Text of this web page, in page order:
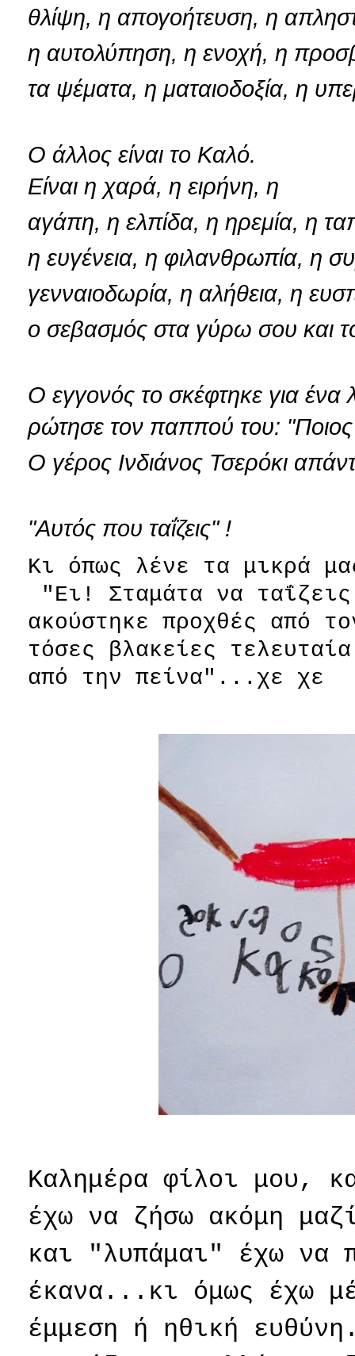
θλίψη, η απογοήτευση, η
η αυτολύπηση, η ενοχή, η
τα ψέματα, η ματαιοδοξία, η
Ο άλλος είναι το Καλό.
Είναι η χαρά, η ειρήνη, η
αγάπη, η ελπίδα, η ηρεμία, η
η ευγένεια, η φιλανθρωπία, η
γενναιοδωρία, η αλήθεια, η
ο σεβασμός στα γύρω σου και
Ο εγγονός το σκέφτηκε για ένα
ρώτησε τον παππού του: "Ποιος
Ο γέρος Ινδιάνος Τσερόκι
"Αυτός που ταΐζεις" !
Κι όπως λένε τα μικρά
"Ει! Σταμάτα να
ακούστηκε προχθές από
τόσες βλακείες
από την πείνα"...χε χε
Καλημέρα φίλοι μου,
έχω να ζήσω ακόμη
και "λυπάμαι" έχω να
έκανα...κι όμως έχω
έμμεση ή ηθική